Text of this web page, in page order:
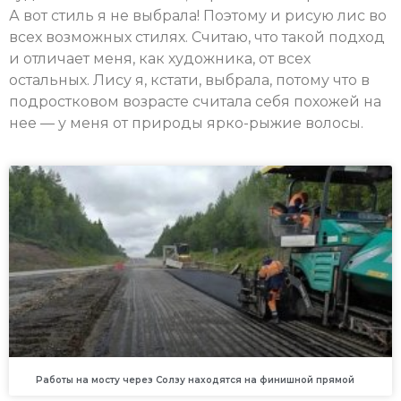
А вот стиль я не выбрала! Поэтому и рисую лис во
всех возможных стилях. Считаю, что такой подход
и отличает меня, как художника, от всех
остальных. Лису я, кстати, выбрала, потому что в
подростковом возрасте считала себя похожей на
нее — у меня от природы ярко-рыжие волосы.
Работы на мосту через Солзу находятся на финишной прямой